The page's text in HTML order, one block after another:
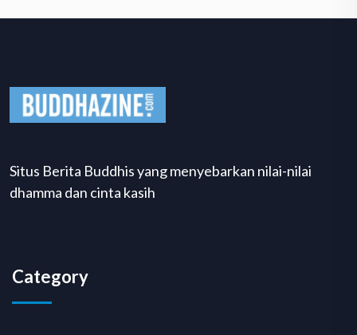
Situs Berita Buddhis yang menyebarkan nilai-nilai
dhamma dan cinta kasih
Category